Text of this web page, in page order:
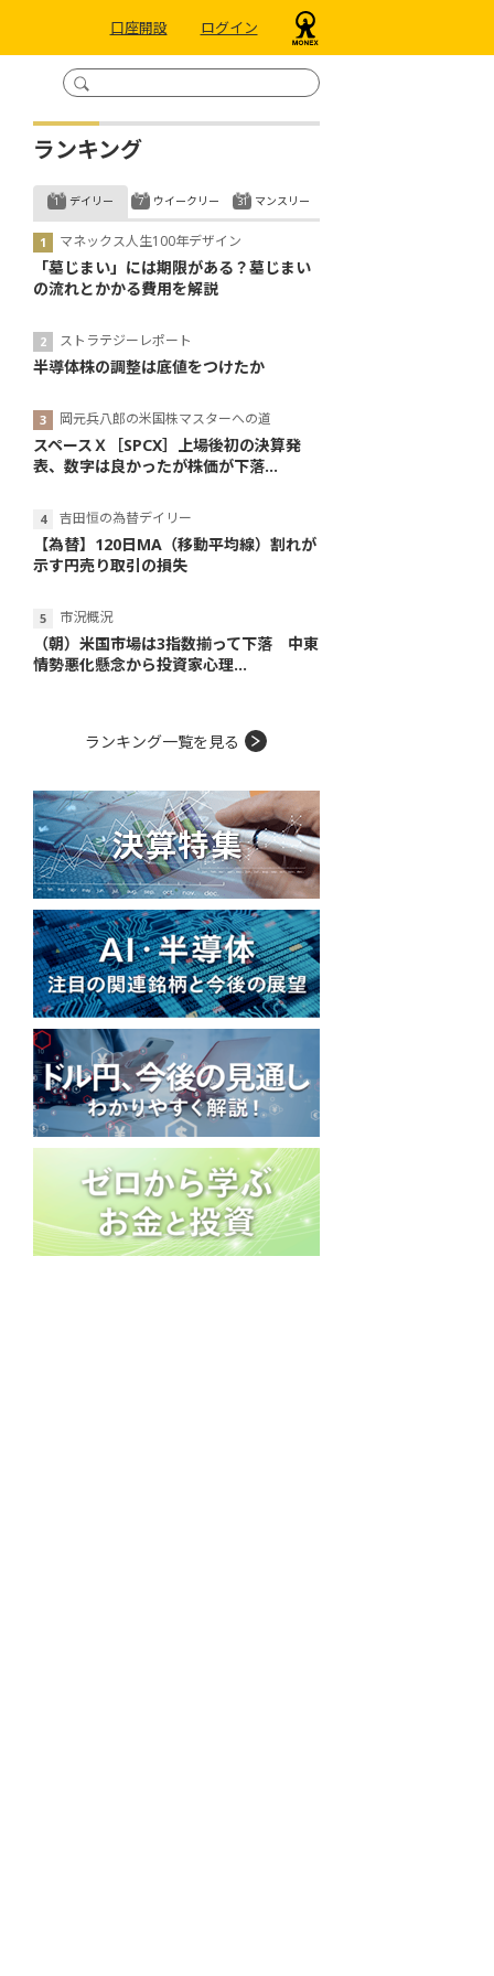
口座開設 ログイン
ランキング
デイリー
マネックス人生100年デザイン
「墓じまい」には期限がある？墓じまい
の流れとかかる費用を解説
ストラテジーレポート
半導体株の調整は底値をつけたか
岡元兵八郎の米国株マスターへの道
スペースＸ［SPCX］上場後初の決算発
表、数字は良かったが株価が下落...
吉田恒の為替デイリー
【為替】120日MA（移動平均線）割れが
示す円売り取引の損失
市況概況
（朝）米国市場は3指数揃って下落 中東
情勢悪化懸念から投資家心理...
ウイークリー マンスリー
ランキング一覧を見る